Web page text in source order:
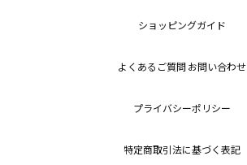
ショッピングガイド
よくあるご質問 お問い合わせ
プライバシーポリシー
特定商取引法に基づく表記